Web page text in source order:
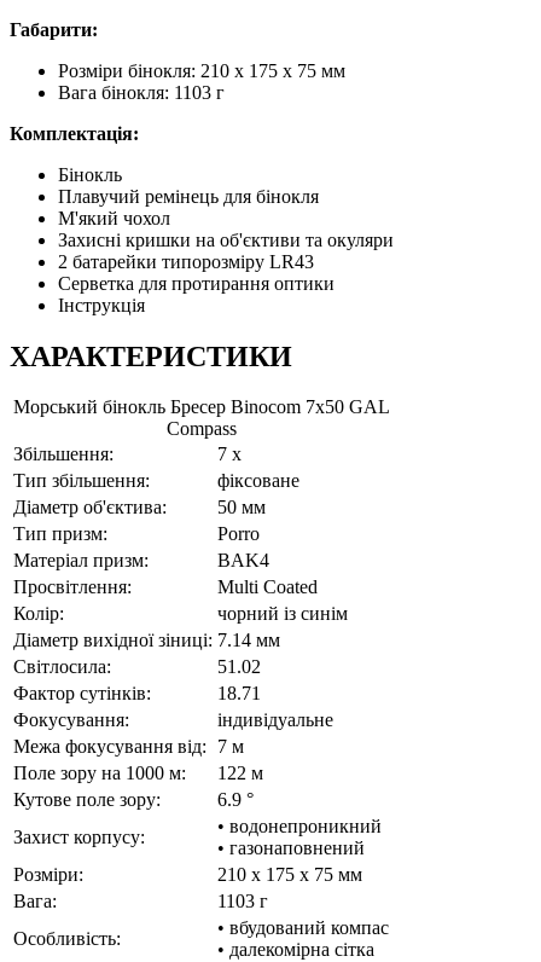
Габарити:
Розміри бінокля: 210 x 175 x 75 мм
Вага бінокля: 1103 г
Комплектація:
Бінокль
Плавучий ремінець для бінокля
М'який чохол
Захисні кришки на об'єктиви та окуляри
2 батарейки типорозміру LR43
Серветка для протирання оптики
Інструкція
ХАРАКТЕРИСТИКИ
Морський бінокль Бресер Binocom 7x50 GAL
Compass
Збільшення:
7 x
Тип збільшення:
фіксоване
Діаметр об'єктива:
50 мм
Тип призм:
Porro
Матеріал призм:
BAK4
Просвітлення:
Multi Coated
Колір:
чорний із синім
Діаметр вихідної зіниці: 7.14 мм
Світлосила:
51.02
Фактор сутінків:
18.71
Фокусування:
індивідуальне
Межа фокусування від:
7 м
Поле зору на 1000 м:
122 м
Кутове поле зору:
6.9 °
Захист корпусу:
• водонепроникний
• газонаповнений
Розміри:
210 x 175 x 75 мм
Вага:
1103 г
Особливість:
• вбудований компас
• далекомірна сітка